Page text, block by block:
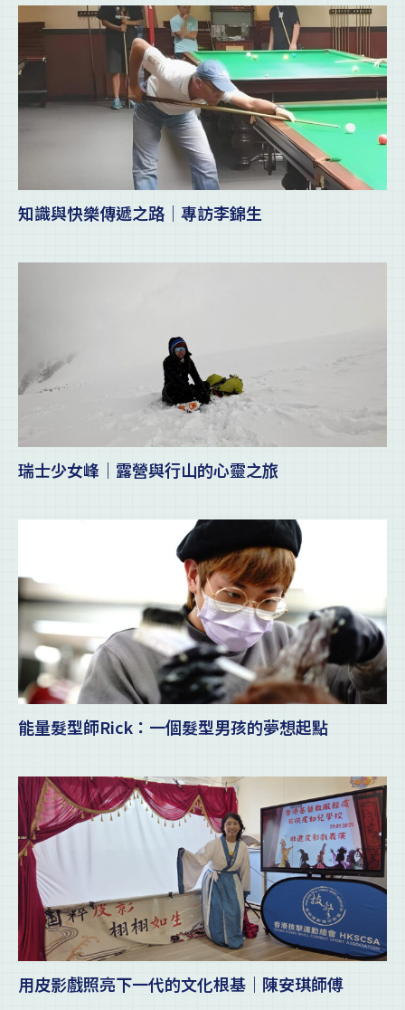
知識與快樂傳遞之路｜專訪李錦生
瑞士少女峰｜露營與行山的心靈之旅
能量髮型師Rick：一個髮型男孩的夢想起點
用皮影戲照亮下一代的文化根基｜陳安琪師傅